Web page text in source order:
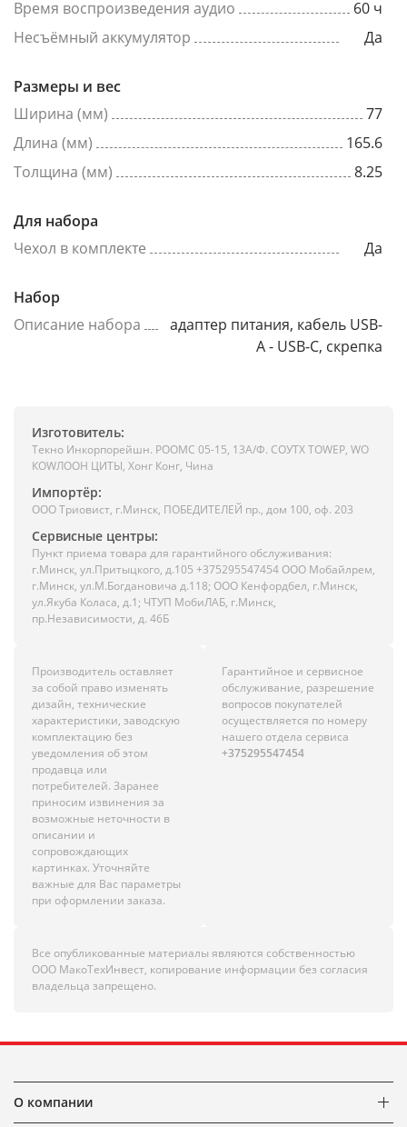
Время воспроизведения аудио
60 ч
Несъёмный аккумулятор
Да
Размеры и вес
Ширина (мм)
77
Длина (мм)
165.6
Толщина (мм)
8.25
Для набора
Чехол в комплекте
Да
Набор
Описание набора
адаптер питания, кабель USB-
A - USB-C, скрепка
Изготовитель:
Текно Инкорпорейшн. РООМС 05-15, 13А/Ф. СОУТХ ТОWЕР, WО
КОWЛООН ЦИТЫ, Хонг Конг, Чина
Импортёр:
ООО Триовист, г.Минск, ПОБЕДИТЕЛЕЙ пр., дом 100, оф. 203
Сервисные центры:
Пункт приема товара для гарантийного обслуживания:
г.Минск, ул.Притыцкого, д.105 +375295547454 ООО Мобайлрем,
г.Минск, ул.М.Богдановича д.118; ООО Кенфордбел, г.Минск,
ул.Якуба Коласа, д.1; ЧТУП МобиЛАБ, г.Минск,
пр.Независимости, д. 46Б
Производитель оставляет
за собой право изменять
дизайн, технические
характеристики, заводскую
комплектацию без
уведомления об этом
продавца или
потребителей. Заранее
приносим извинения за
возможные неточности в
описании и
сопровождающих
картинках. Уточняйте
важные для Вас параметры
при оформлении заказа.
Гарантийное и сервисное
обслуживание, разрешение
вопросов покупателей
осуществляется по номеру
нашего отдела сервиса
+375295547454
Все опубликованные материалы являются собственностью
ООО МакоТехИнвест, копирование информации без согласия
владельца запрещено.
О компании